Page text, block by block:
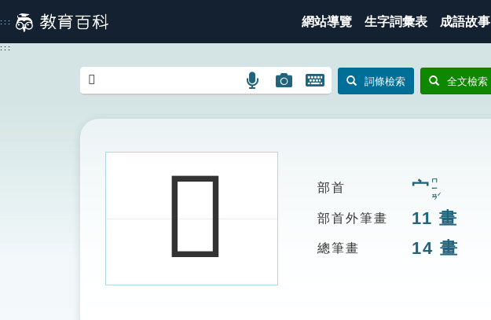
到
主
::: 網站導覽 生字詞彙表 成語故事
:::
語
搜
圖
圖
搜
開
鍵
詞條檢索 全文檢索
𡪃 部首 宀ㄇㄧㄢˊ
部首外筆畫 11 畫
總筆畫 14 畫